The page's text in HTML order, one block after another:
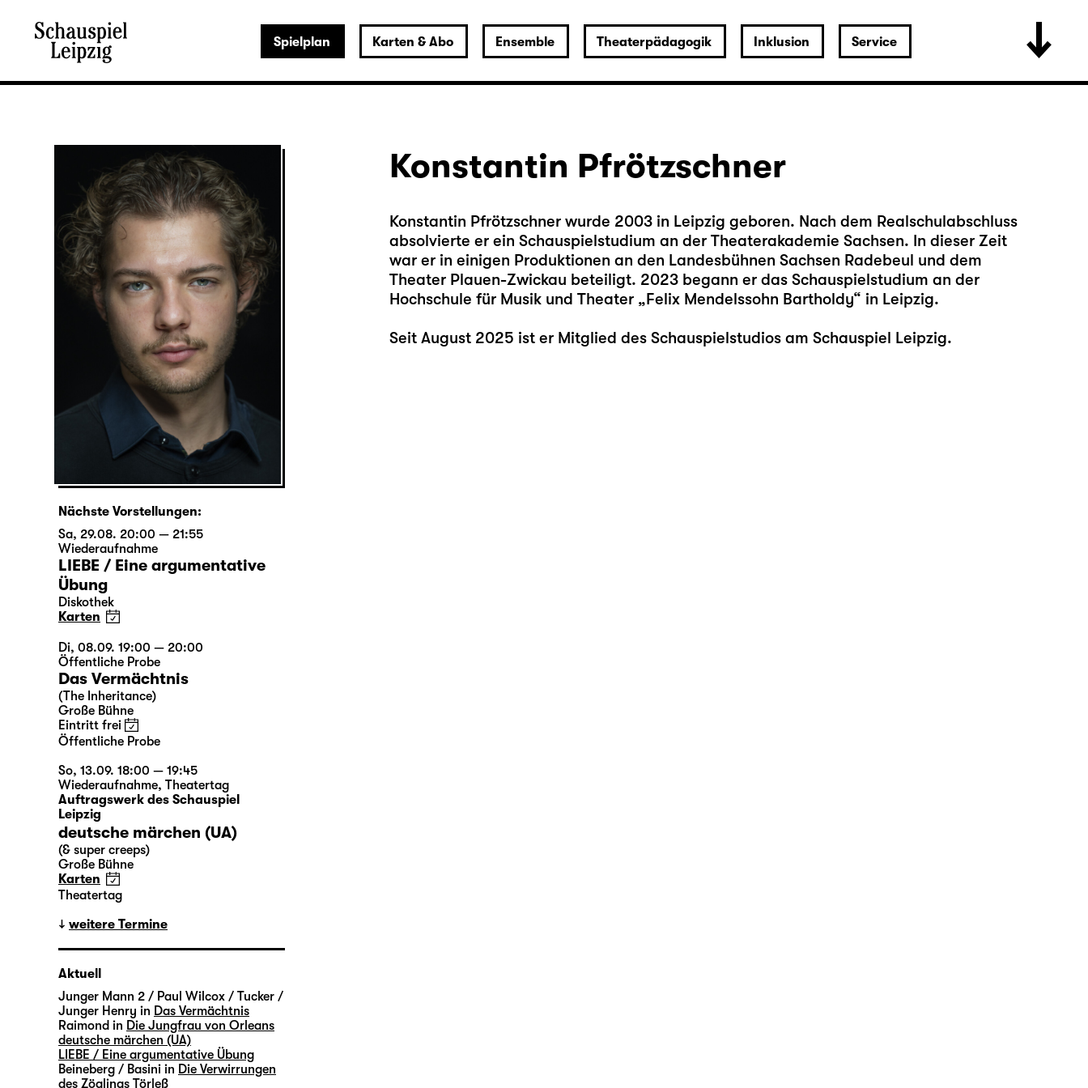
Spielplan Karten & Abo Ensemble Theaterpädagogik Inklusion Service
Konstantin Pfrötzschner
Konstantin Pfrötzschner wurde 2003 in Leipzig geboren. Nach dem Realschulabschluss
absolvierte er ein Schauspielstudium an der Theaterakademie Sachsen. In dieser Zeit
war er in einigen Produktionen an den Landesbühnen Sachsen Radebeul und dem
Theater Plauen-Zwickau beteiligt. 2023 begann er das Schauspielstudium an der
Hochschule für Musik und Theater „Felix Mendelssohn Bartholdy“ in Leipzig.
Seit August 2025 ist er Mitglied des Schauspielstudios am Schauspiel Leipzig.
Nächste Vorstellungen:
Sa, 29.08. 20:00 — 21:55
Wiederaufnahme
LIEBE / Eine argumentative
Übung
Diskothek
Karten
Di, 08.09. 19:00 — 20:00
Öffentliche Probe
Das Vermächtnis
(The Inheritance)
Große Bühne
Eintritt frei
Öffentliche Probe
So, 13.09. 18:00 — 19:45
Wiederaufnahme, Theatertag
Auftragswerk des Schauspiel
Leipzig
deutsche märchen (UA)
(& super creeps)
Große Bühne
Karten
Theatertag
weitere Termine
Aktuell
Junger Mann 2 / Paul Wilcox / Tucker /
Junger Henry in Das Vermächtnis
Raimond in Die Jungfrau von Orleans
deutsche märchen (UA)
LIEBE / Eine argumentative Übung
Beineberg / Basini in Die Verwirrungen
des Zöglings Törleß